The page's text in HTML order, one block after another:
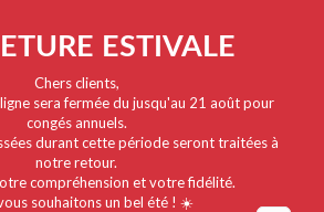
ESTIVALE
Chers clients,
sera fermée du jusqu'au 21 août pour
congés annuels.
durant cette période seront traitées à
notre retour.
compréhension et votre fidélité.
souhaitons un bel été ! ☀️